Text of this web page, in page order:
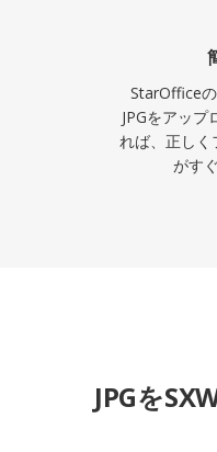
StarOfficeの
JPGをアップ
れば、正しく
がす
JPGを